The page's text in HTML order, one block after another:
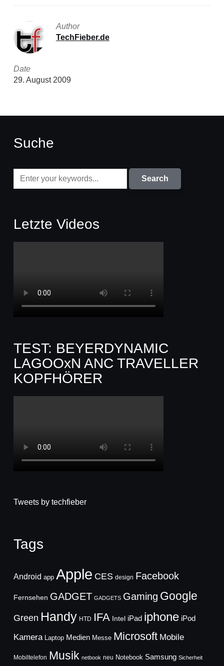
Author
TechFieber.de
Date
29. August 2009
Suche
Letzte Videos
TEST: BEYERDYNAMIC
LAGOOxN ANC TRAVELLER
KOPFHÖRER
Tweets by techfieber
Tags
Android app Apple CES design Facebook
Fernsehen GADGET GADGETS Gaming Google
Green Handy HTD IFA Intel iPad iphone iPod
Kamera Laptop Medien Messe Microsoft Mobile
Mobiltelefon Musik netbook neu Notebook Samsung Sicherheit